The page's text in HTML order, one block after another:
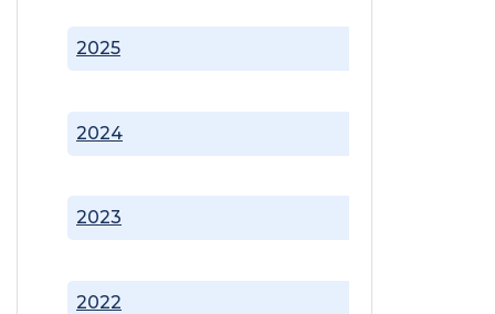
2022
2023
2024
2025